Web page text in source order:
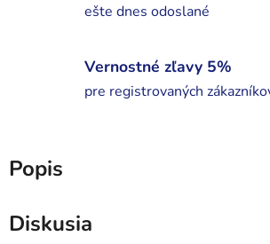
ešte dnes odoslané
Vernostné zľavy 5%
pre registrovaných
Popis
Diskusia